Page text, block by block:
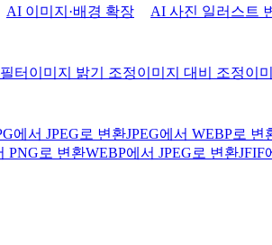
AI 이미지·배경 확장
AI 사진 일러스트
터 이미지 밝기 조정이미지 대비 조정이
에서 JPEG로 변환JPEG에서 WEBP로 변
PNG로 변환WEBP에서 JPEG로 변환JFIF